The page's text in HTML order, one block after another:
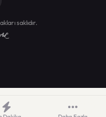
saklıdır.